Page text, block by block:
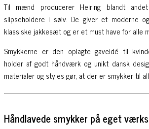
Til mænd producerer Heiring blandt
slipseholdere i sølv. De giver et moderne
klassiske jakkesæt og er et must have for alle
Smykkerne er den oplagte gaveidé til
holder af godt håndværk og unikt dansk
materialer og styles gør, at der er smykker til
Håndlavede smykker på eget